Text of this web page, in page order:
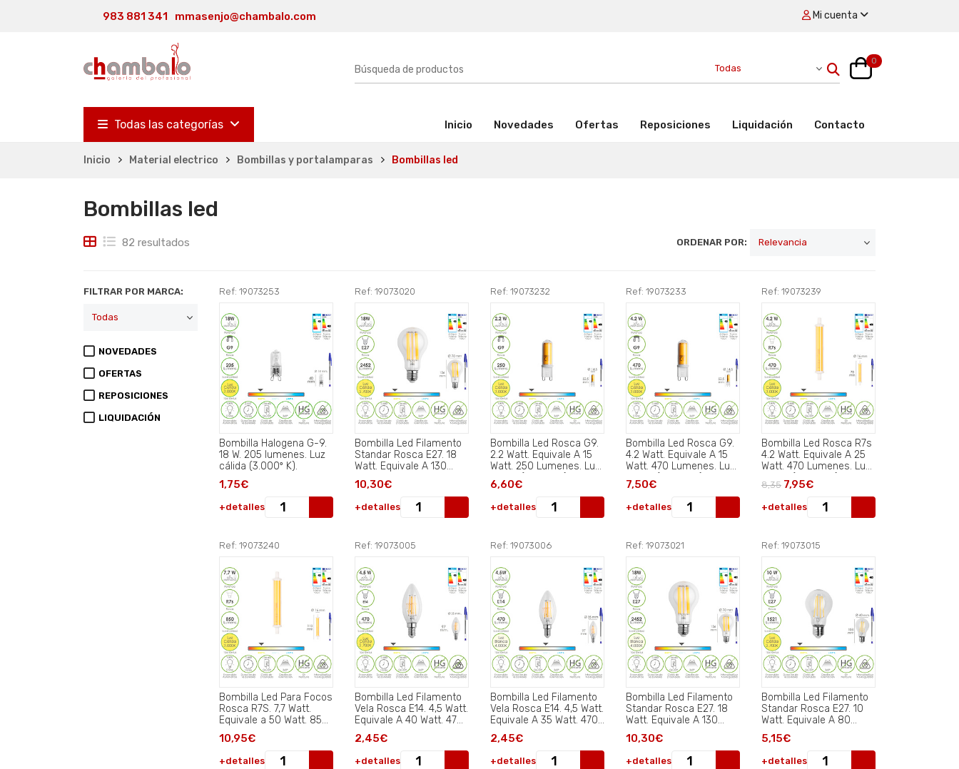
983 881 341 mmasenjo@chambalo.com Mi cuenta
0
Todas las categorías Inicio (activo)Novedades Ofertas Reposiciones Liquidación Contacto
Inicio Material electrico Bombillas y portalamparas Bombillas led
Bombillas led
82 resultados ORDENAR POR:
FILTRAR POR MARCA:
NOVEDADES
OFERTAS
REPOSICIONES
LIQUIDACIÓN
Ref: 19073253
Bombilla Halogena G-9.
18 W. 205 lumenes. Luz
cálida (3.000º K).
1,75€
+detalles
Ref: 19073020
Bombilla Led Filamento
Standar Rosca E27. 18
Watt. Equivale A 130
Watt. 2462 Lumenes.
Luz Calida 2.700 º K..
10,30€
+detalles
Ref: 19073232
Bombilla Led Rosca G9.
2.2 Watt. Equivale A 15
Watt. 250 Lumenes. Luz
Calida (3000º K.).
6,60€
+detalles
Ref: 19073233
Bombilla Led Rosca G9.
4.2 Watt. Equivale A 15
Watt. 470 Lumenes. Luz
Calida (3000º K.).
7,50€
+detalles
Ref: 19073239
Bombilla Led Rosca R7s
4.2 Watt. Equivale A 25
Watt. 470 Lumenes. Luz
Calida (3000º K.).
8,35 7,95€
+detalles
Ref: 19073240
Bombilla Led Para Focos
Rosca R7S. 7,7 Watt.
Equivale a 50 Watt. 850
Lumenes. Luz Cálida
(3000º K.).
10,95€
+detalles
Ref: 19073005
Bombilla Led Filamento
Vela Rosca E14. 4,5 Watt.
Equivale A 40 Watt. 470
Lumenes. Luz Cálida
(2700º K.).
2,45€
+detalles
Ref: 19073006
Bombilla Led Filamento
Vela Rosca E14. 4,5 Watt.
Equivale A 35 Watt. 470
Lumenes. Luz Neutra
4000º K..
2,45€
+detalles
Ref: 19073021
Bombilla Led Filamento
Standar Rosca E27. 18
Watt. Equivale A 130
Watt. 2462 Lumenes.
Luz Neutra 4000º K..
10,30€
+detalles
Ref: 19073015
Bombilla Led Filamento
Standar Rosca E27. 10
Watt. Equivale A 80
Watt. 1521 Lumenes. Luz
Calida 2700º K..
5,15€
+detalles